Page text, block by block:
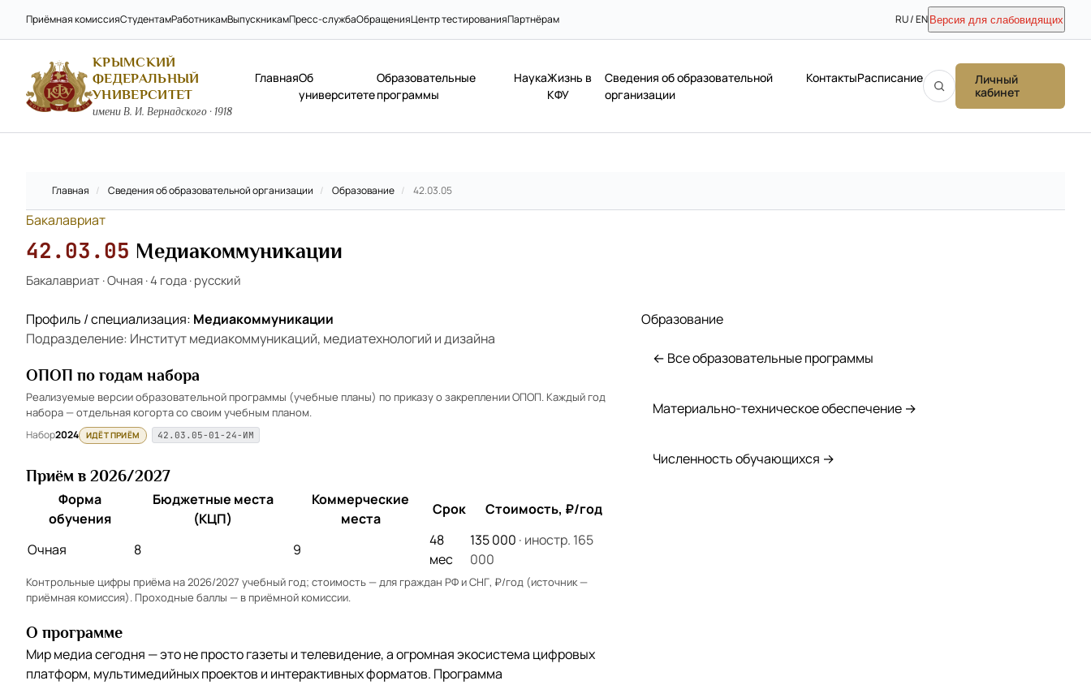
Приёмная комиссияСтудентамРаботникамВыпускникамПресс-службаОбращенияЦентр тестированияПартнёрам RU / EN Версия для слабовидящих
КРЫМСКИЙ
ФЕДЕРАЛЬНЫЙ
УНИВЕРСИТЕТ
имени В. И. Вернадского · 1918
ГлавнаяОб
университете
Образовательные
программы
НаукаЖизнь в
КФУ
Сведения об образовательной
организации
КонтактыРасписание
Личный
кабинет
Главная / Сведения об образовательной организации / Образование / 42.03.05
Бакалавриат
42.03.05 Медиакоммуникации
Бакалавриат·Очная·4 года·русский
Профиль / специализация: Медиакоммуникации
Подразделение: Институт медиакоммуникаций, медиатехнологий и дизайна
ОПОП по годам набора
Реализуемые версии образовательной программы (учебные планы) по приказу о закреплении ОПОП. Каждый год
набора — отдельная когорта со своим учебным планом.
Набор2024 ИДЁТ ПРИЁМ 42.03.05-01-24-ИМ
Приём в 2026/2027
Форма
обучения
Бюджетные места
(КЦП)
Коммерческие
места
Срок Стоимость, ₽/год
Очная 8 9
48
мес
135 000 · иностр. 165
000
Контрольные цифры приёма на 2026/2027 учебный год; стоимость — для граждан РФ и СНГ, ₽/год (источник —
приёмная комиссия). Проходные баллы — в приёмной комиссии.
О программе
Мир медиа сегодня — это не просто газеты и телевидение, а огромная экосистема цифровых
платформ, мультимедийных проектов и интерактивных форматов. Программа
Образование
← Все образовательные программы
Материально-техническое обеспечение →
Численность обучающихся →